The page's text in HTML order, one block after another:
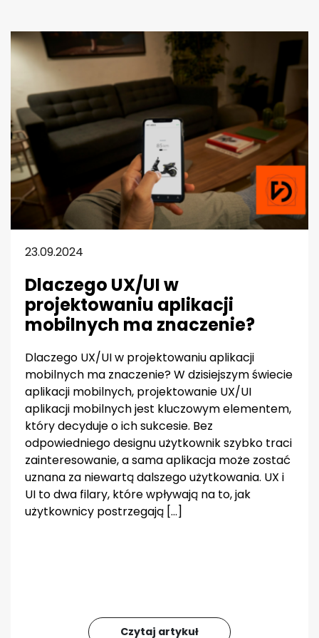
23.09.2024
Dlaczego UX/UI w
projektowaniu aplikacji
mobilnych ma znaczenie?
Dlaczego UX/UI w projektowaniu aplikacji
mobilnych ma znaczenie? W dzisiejszym świecie
aplikacji mobilnych, projektowanie UX/UI
aplikacji mobilnych jest kluczowym elementem,
który decyduje o ich sukcesie. Bez
odpowiedniego designu użytkownik szybko traci
zainteresowanie, a sama aplikacja może zostać
uznana za niewartą dalszego użytkowania. UX i
UI to dwa filary, które wpływają na to, jak
użytkownicy postrzegają […]
Czytaj artykuł